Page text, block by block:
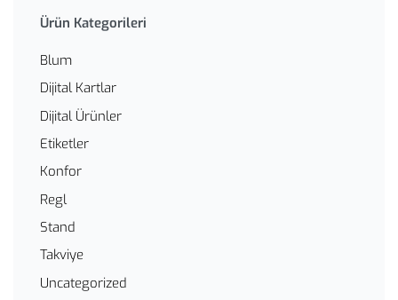
Ürün Kategorileri
Blum
Dijital Kartlar
Dijital Ürünler
Etiketler
Konfor
Regl
Stand
Takviye
Uncategorized